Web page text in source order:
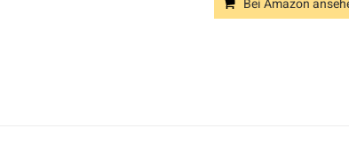
Bei Amazon